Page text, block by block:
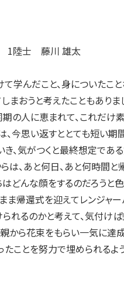
1陸士 藤川 雄太
学んだこと、身についたこ
まおうと考えたこともあり
の人に恵まれて、これだけ
今思い返すととても短い期
、気がつくと最終想定であ
は、あと何日、あと何時間と
どんな顔をするのだろうと
ま帰還式を迎えてレンジャ
れるのかと考えて、気付け
から花束をもらい一気に達
ことを努力で埋められるよ